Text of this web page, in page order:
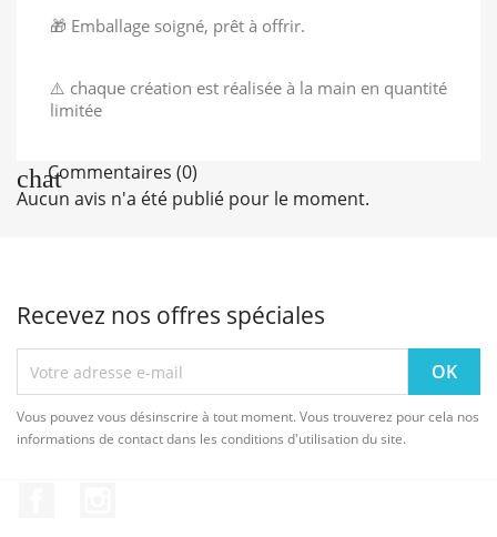
🎁 Emballage soigné, prêt à offrir.
⚠️ chaque création est réalisée à la main en quantité
limitée
Commentaires (0)
Aucun avis n'a été publié pour le moment.
Recevez nos offres spéciales
Vous pouvez vous désinscrire à tout moment. Vous trouverez pour cela nos
informations de contact dans les conditions d'utilisation du site.